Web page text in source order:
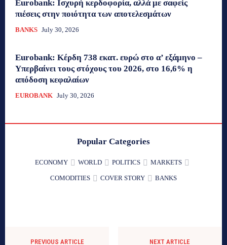
Eurobank: Ισχυρή κερδοφορία, αλλά με σαφείς
πιέσεις στην ποιότητα των αποτελεσμάτων
BANKS July 30, 2026
Eurobank: Κέρδη 738 εκατ. ευρώ στο α’ εξάμηνο –
Υπερβαίνει τους στόχους του 2026, στο 16,6% η
απόδοση κεφαλαίων
EUROBANK July 30, 2026
Popular Categories
ECONOMY WORLD POLITICS MARKETS
COMODITIES COVER STORY BANKS
PREVIOUS ARTICLE NEXT ARTICLE